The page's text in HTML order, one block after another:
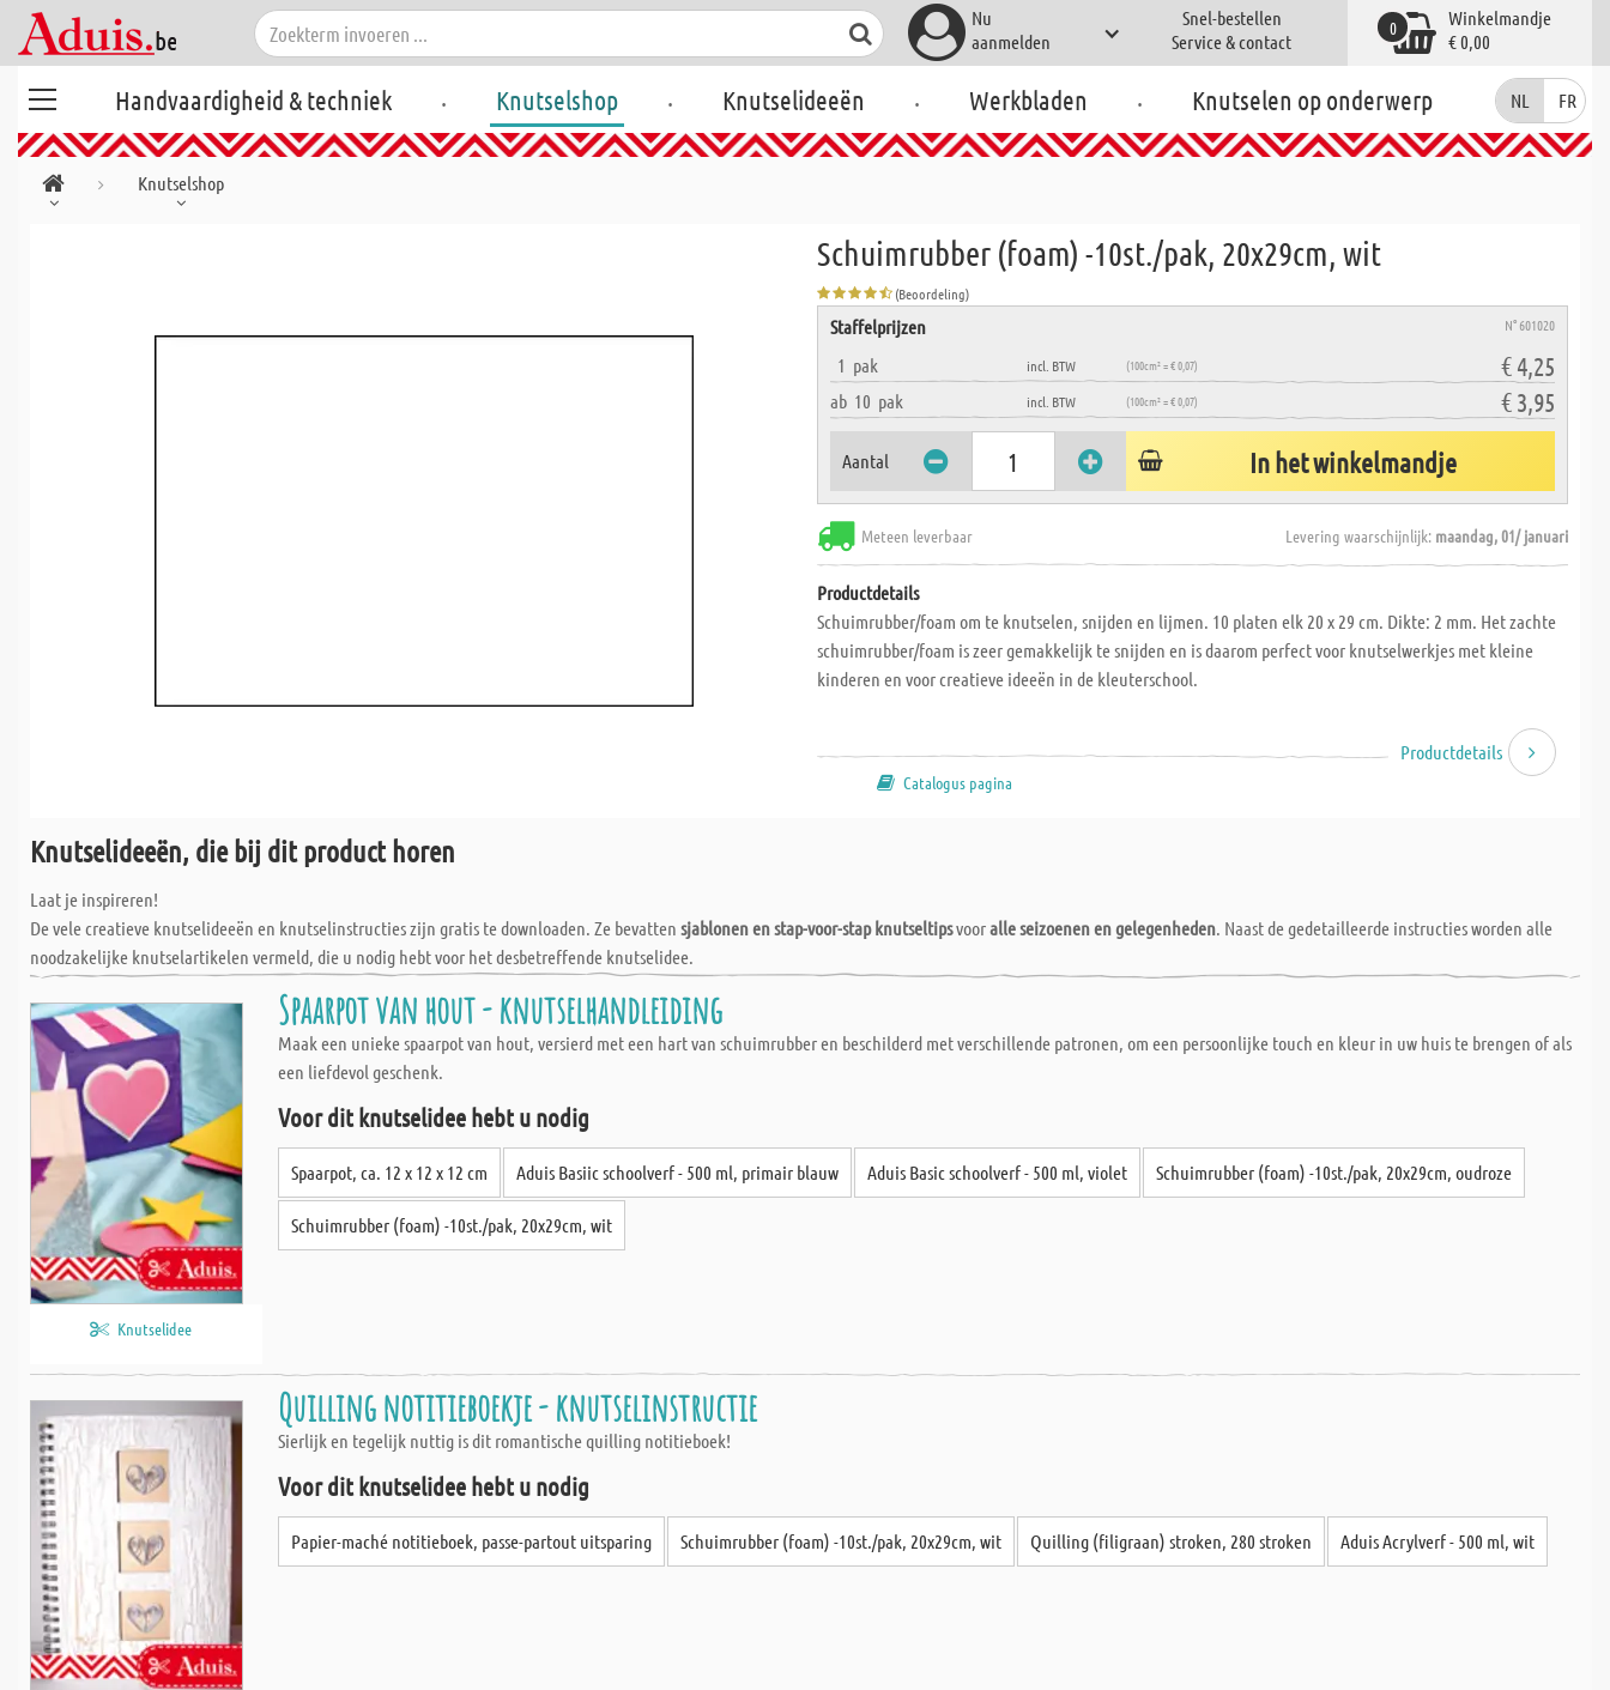
Nu
aanmelden
Snel-bestellen
Service & contact
Winkelmandje
€ 0,00
0
Handvaardigheid & techniek . Knutselshop . Knutselideeën . Werkbladen . Knutselen op onderwerp NL FR
Knutselshop
Schuimrubber (foam) -10st./pak, 20x29cm, wit
(Beoordeling)
Staffelprijzen N° 601020
1 pak incl. BTW (100cm² = € 0,07) € 4,25
ab 10 pak incl. BTW (100cm² = € 0,07) € 3,95
Aantal In het winkelmandje
Meteen leverbaar Levering waarschijnlijk: maandag, 01/ januari
Productdetails
Schuimrubber/foam om te knutselen, snijden en lijmen. 10 platen elk 20 x 29 cm. Dikte: 2 mm. Het zachte
schuimrubber/foam is zeer gemakkelijk te snijden en is daarom perfect voor knutselwerkjes met kleine
kinderen en voor creatieve ideeën in de kleuterschool.
Productdetails
Catalogus pagina
Knutselideeën, die bij dit product horen
Laat je inspireren!
De vele creatieve knutselideeën en knutselinstructies zijn gratis te downloaden. Ze bevatten sjablonen en stap-voor-stap knutseltipsvooralle seizoenen en gelegenheden. Naast de gedetailleerde instructies worden alle
noodzakelijke knutselartikelen vermeld, die u nodig hebt voor het desbetreffende knutselidee.
Knutselidee
Spaarpot van hout - knutselhandleiding
Maak een unieke spaarpot van hout, versierd met een hart van schuimrubber en beschilderd met verschillende patronen, om een persoonlijke touch en kleur in uw huis te brengen of als
een liefdevol geschenk.
Voor dit knutselidee hebt u nodig
Spaarpot, ca. 12 x 12 x 12 cm Aduis Basiic schoolverf - 500 ml, primair blauw Aduis Basic schoolverf - 500 ml, violet Schuimrubber (foam) -10st./pak, 20x29cm, oudroze
Schuimrubber (foam) -10st./pak, 20x29cm, wit
Quilling notitieboekje - knutselinstructie
Sierlijk en tegelijk nuttig is dit romantische quilling notitieboek!
Voor dit knutselidee hebt u nodig
Papier-maché notitieboek, passe-partout uitsparing Schuimrubber (foam) -10st./pak, 20x29cm, wit Quilling (filigraan) stroken, 280 stroken Aduis Acrylverf - 500 ml, wit